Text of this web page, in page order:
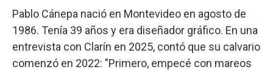
Pablo Cánepa nació en Montevideo en agosto de
1986. Tenía 39 años y era diseñador gráfico. En una
entrevista con Clarín en 2025, contó que su calvario
comenzó en 2022: "Primero, empecé con mareos